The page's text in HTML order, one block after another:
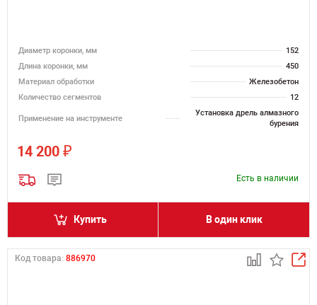
Диаметр коронки, мм
152
Длина коронки, мм
450
Материал обработки
Железобетон
Количество сегментов
12
Применение на инструменте
Установка дрель алмазного
бурения
14 200 ₽
Есть в наличии
Купить В один клик
Код товара: 886970